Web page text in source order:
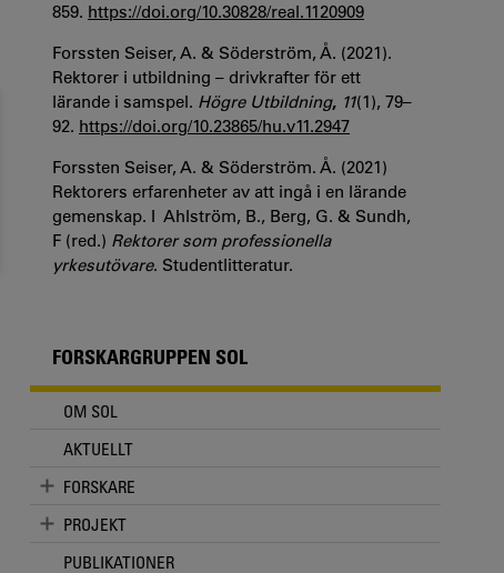
859. https://doi.org/10.30828/real.1120909
Forssten Seiser, A. & Söderström, Å. (2021).
Rektorer i utbildning – drivkrafter för ett
lärande i samspel. Högre Utbildning, 11(1), 79–
92. https://doi.org/10.23865/hu.v11.2947
Forssten Seiser, A. & Söderström. Å. (2021)
Rektorers erfarenheter av att ingå i en lärande
gemenskap. I Ahlström, B., Berg, G. & Sundh,
F (red.) Rektorer som professionella
yrkesutövare. Studentlitteratur.
FORSKARGRUPPEN SOL
OM SOL
AKTUELLT
FORSKARE
PROJEKT
PUBLIKATIONER